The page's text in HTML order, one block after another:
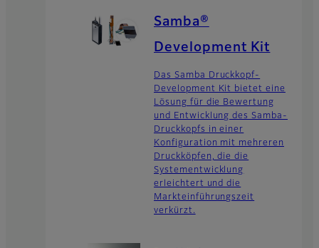
Samba®
Development Kit
Das Samba Druckkopf-
Development Kit bietet eine
Lösung für die Bewertung
und Entwicklung des Samba-
Druckkopfs in einer
Konfiguration mit mehreren
Druckköpfen, die die
Systementwicklung
erleichtert und die
Markteinführungszeit
verkürzt.